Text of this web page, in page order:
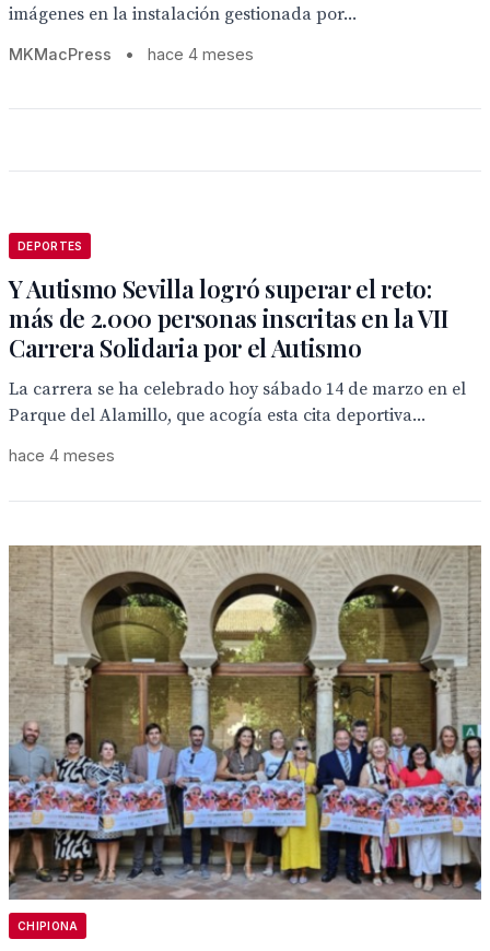
imágenes en la instalación gestionada por...
MKMacPress • hace 4 meses
DEPORTES
Y Autismo Sevilla logró superar el reto:
más de 2.000 personas inscritas en la VII
Carrera Solidaria por el Autismo
La carrera se ha celebrado hoy sábado 14 de marzo en el
Parque del Alamillo, que acogía esta cita deportiva...
hace 4 meses
CHIPIONA